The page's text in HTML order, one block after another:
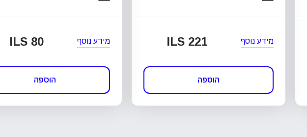
מידע נוסף ILS 221
הוספה
מידע נוסף ILS 80
הוספה